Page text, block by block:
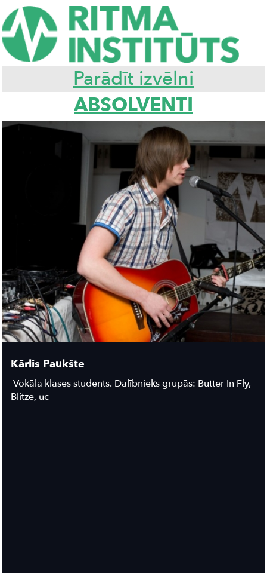
Parādīt izvēlni
ABSOLVENTI
Kārlis Paukšte
Vokāla klases students. Dalībnieks grupās: Butter In Fly,
Blitze, uc